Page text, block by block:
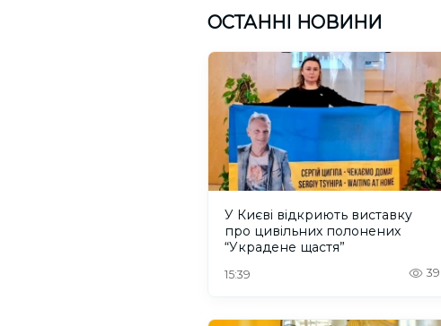
ОСТАННІ НОВИНИ
У Києві відкриють виставку
про цивільних полонених
“Украдене щастя”
15:39 39